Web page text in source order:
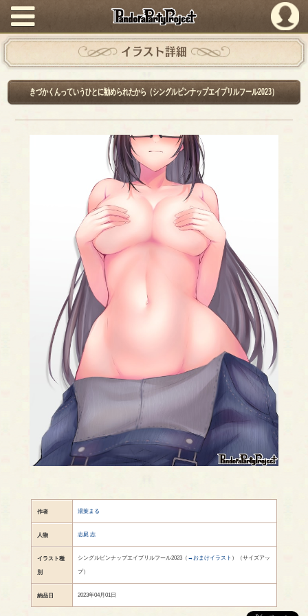
PandoraPartyProject
イラスト詳細
きづかくんっていうひとに勧められたから（シングルピンナップエイプリルフール2023）
作者 湯葉まる
人物 志屍 志
イラスト種
別
シングルピンナップエイプリルフール2023（ →おまけイラスト ）（サイズアッ
プ）
納品日 2023年04月01日